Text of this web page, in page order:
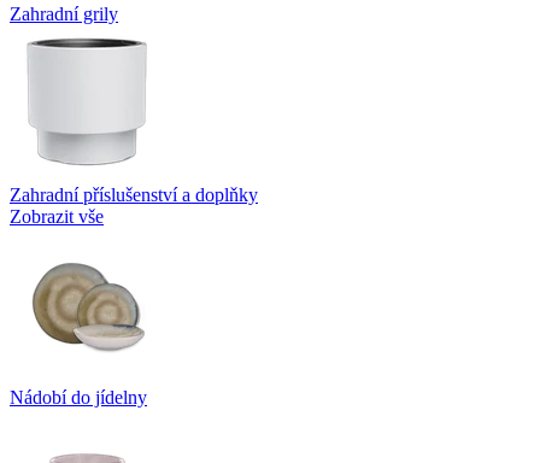
Zahradní grily
Zahradní příslušenství a doplňky
Zobrazit vše
Nádobí do jídelny